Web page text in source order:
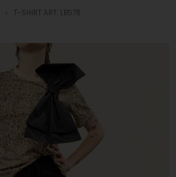
T-SHIRT ART. LB578